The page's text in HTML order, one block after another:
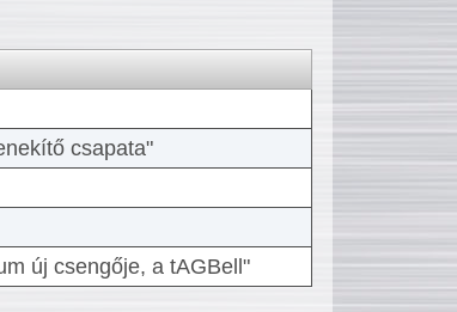
csapata"
új csengője, a tAGBell"